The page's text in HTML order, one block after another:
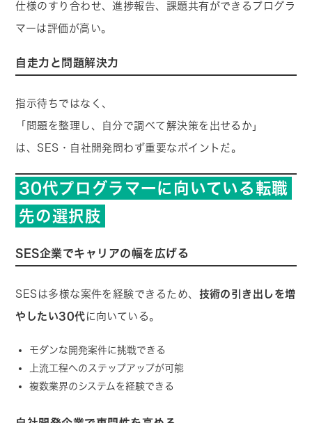
仕様のすり合わせ、進捗報告、課題共有ができるプログラ
マーは評価が高い。
自走力と問題解決力
指示待ちではなく、
「問題を整理し、自分で調べて解決策を出せるか」
は、SES・自社開発問わず重要なポイントだ。
30代プログラマーに向いている転職
先の選択肢
SES企業でキャリアの幅を広げる
SESは多様な案件を経験できるため、 技術の引き出しを増
やしたい30代 に向いている。
モダンな開発案件に挑戦できる
上流工程へのステップアップが可能
複数業界のシステムを経験できる